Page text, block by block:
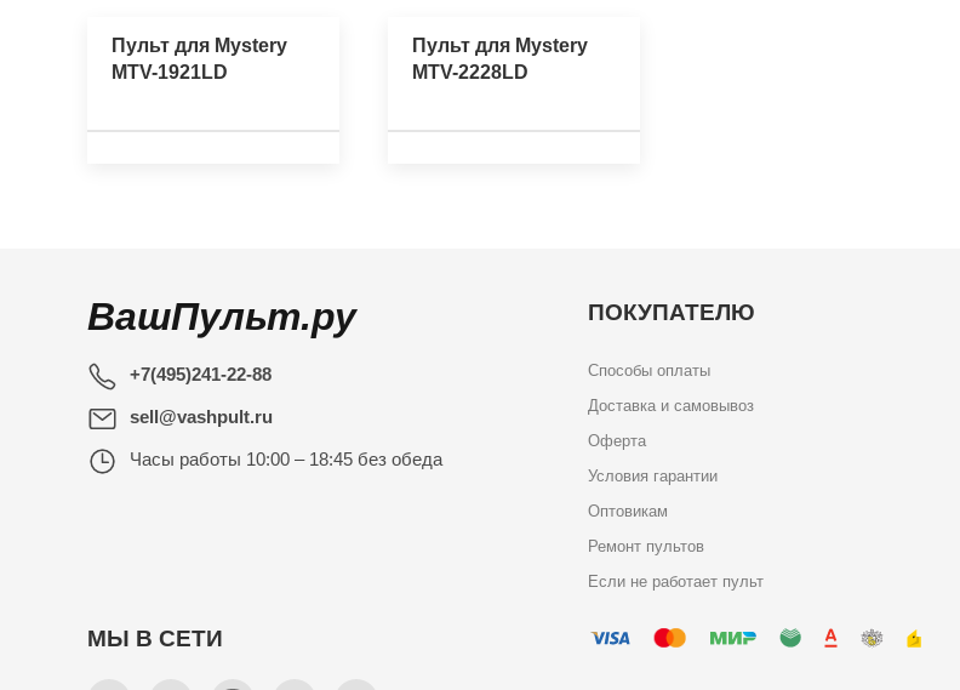
Пульт для Mystery
MTV-1921LD
Пульт для Mystery
MTV-2228LD
ВашПульт.ру
+7(495)241-22-88
sell@vashpult.ru
Часы работы 10:00 – 18:45 без обеда
ПОКУПАТЕЛЮ
Способы оплаты
Доставка и самовывоз
Оферта
Условия гарантии
Оптовикам
Ремонт пультов
Если не работает пульт
МЫ В СЕТИ